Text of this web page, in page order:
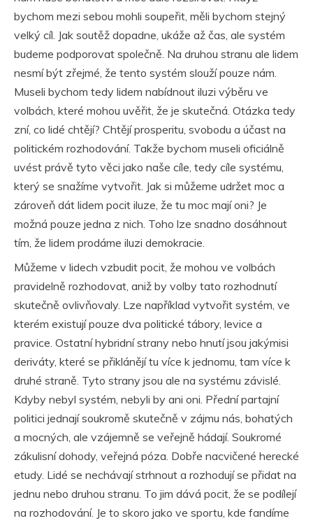
bychom mezi sebou mohli soupeřit, měli bychom stejný
velký cíl. Jak soutěž dopadne, ukáže až čas, ale systém
budeme podporovat společně. Na druhou stranu ale lidem
nesmí být zřejmé, že tento systém slouží pouze nám.
Museli bychom tedy lidem nabídnout iluzi výběru ve
volbách, které mohou uvěřit, že je skutečná. Otázka tedy
zní, co lidé chtějí? Chtějí prosperitu, svobodu a účast na
politickém rozhodování. Takže bychom museli oficiálně
uvést právě tyto věci jako naše cíle, tedy cíle systému,
který se snažíme vytvořit. Jak si můžeme udržet moc a
zároveň dát lidem pocit iluze, že tu moc mají oni? Je
možná pouze jedna z nich. Toho lze snadno dosáhnout
tím, že lidem prodáme iluzi demokracie.
Můžeme v lidech vzbudit pocit, že mohou ve volbách
pravidelně rozhodovat, aniž by volby tato rozhodnutí
skutečně ovlivňovaly. Lze například vytvořit systém, ve
kterém existují pouze dva politické tábory, levice a
pravice. Ostatní hybridní strany nebo hnutí jsou jakýmisi
deriváty, které se přiklánějí tu více k jednomu, tam více k
druhé straně. Tyto strany jsou ale na systému závislé.
Kdyby nebyl systém, nebyli by ani oni. Přední partajní
politici jednají soukromě skutečně v zájmu nás, bohatých
a mocných, ale vzájemně se veřejně hádají. Soukromé
zákulisní dohody, veřejná póza. Dobře nacvičené herecké
etudy. Lidé se nechávají strhnout a rozhodují se přidat na
jednu nebo druhou stranu. To jim dává pocit, že se podílejí
na rozhodování. Je to skoro jako ve sportu, kde fandíme